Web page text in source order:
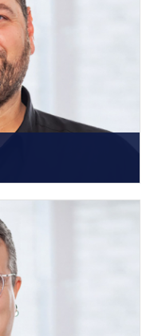
7231 44434-12
senden